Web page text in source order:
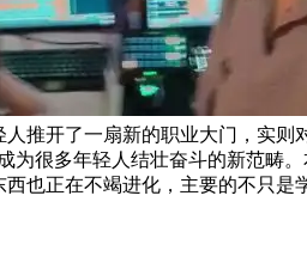
推开了一扇新的职业大门，实
为很多年轻人结壮奋斗的新范畴
也正在不竭进化，主要的不只是